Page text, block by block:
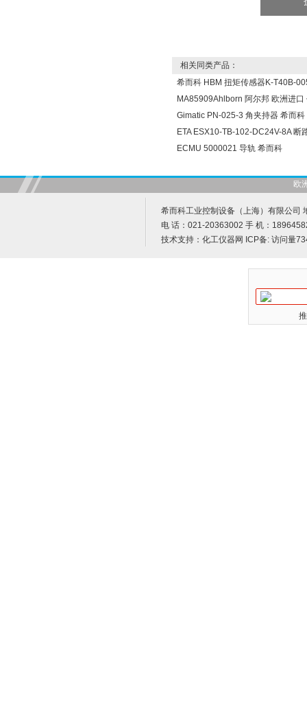
相关同类产品：
希而科 HBM 扭矩传感器K-T40B-
MA85909Ahlborn 阿尔邦 欧洲进口
Gimatic PN-025-3 角夹持器 希而科
ETA ESX10-TB-102-DC24V-8A 断
ECMU 5000021 导轨 希而科
欧
希而科工业控制设备（上海）有限公司
电 话：021-20363002 手 机：
技术支持： 化工仪器网 ICP备: 访问量